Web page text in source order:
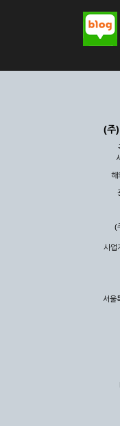
(주
해
(
사업
서울